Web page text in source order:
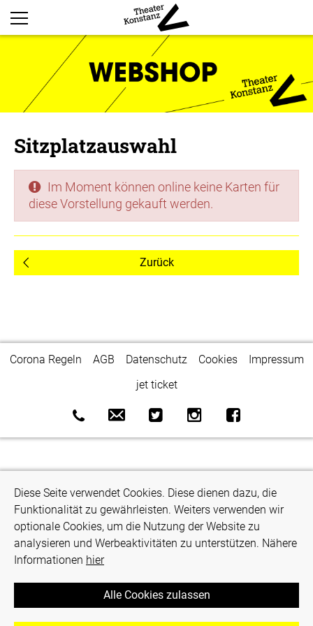
Diese Seite verwendet Cookies. Diese dienen dazu, die
Funktionalität zu gewährleisten. Weiters verwenden wir
optionale Cookies, um die Nutzung der Website zu
analysieren und Werbeaktivitäten zu unterstützen. Nähere
Informationen hier
Sitzplatzauswahl
Im Moment können online keine Karten für
diese Vorstellung gekauft werden.
Corona Regeln AGB Datenschutz Cookies
Impressum
jet ticket